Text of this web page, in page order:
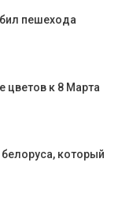
пешехода
цветов к 8 Марта
который